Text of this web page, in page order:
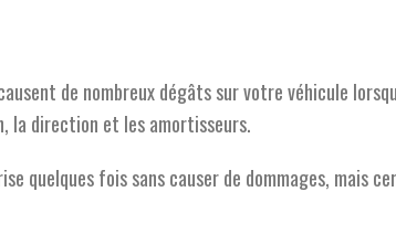
de nombreux dégâts sur votre véhicule
la direction et les amortisseurs.
quelques fois sans causer de dommages, mais